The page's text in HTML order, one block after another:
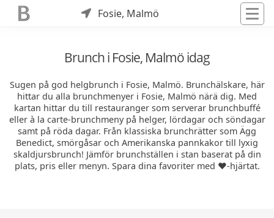
Fosie, Malmö
Brunch i Fosie, Malmö idag
Sugen på god helgbrunch i Fosie, Malmö. Brunchälskare, här
hittar du alla brunchmenyer i Fosie, Malmö närä dig. Med
kartan hittar du till restauranger som serverar brunchbuffé
eller à la carte-brunchmeny på helger, lördagar och söndagar
samt på röda dagar. Från klassiska brunchrätter som Ägg
Benedict, smörgåsar och Amerikanska pannkakor till lyxig
skaldjursbrunch! Jämför brunchställen i stan baserat på din
plats, pris eller menyn. Spara dina favoriter med ❤️-hjärtat.